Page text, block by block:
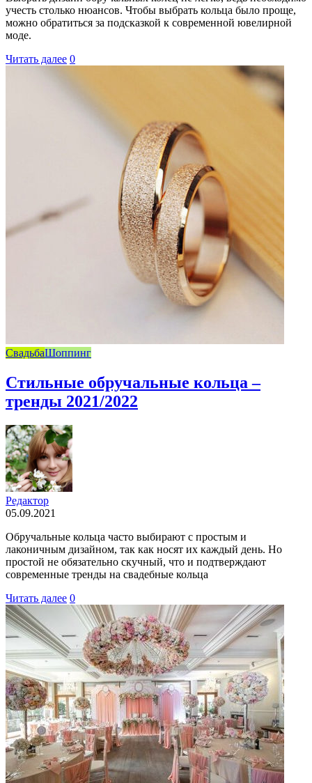
учесть столько нюансов. Чтобы выбрать кольца было проще,
можно обратиться за подсказкой к современной ювелирной
моде.
Читать далее 0
СвадьбаШоппинг
Стильные обручальные кольца –
тренды 2021/2022
Редактор
05.09.2021
Обручальные кольца часто выбирают с простым и
лаконичным дизайном, так как носят их каждый день. Но
простой не обязательно скучный, что и подтверждают
современные тренды на свадебные кольца
Читать далее 0